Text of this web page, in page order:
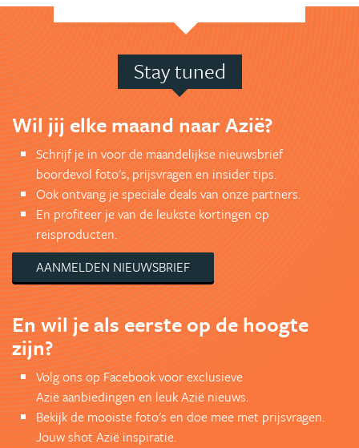
Stay tuned
Wil jij elke maand naar Azië?
Schrijf je in voor de maandelijkse nieuwsbrief
boordevol foto's, prijsvragen en insider tips.
Ook ontvang je speciale deals van onze partners.
En profiteer je van de leukste kortingen op
reisproducten.
AANMELDEN NIEUWSBRIEF
En wil je als eerste op de hoogte
zijn?
Volg ons op Facebook voor exclusieve
Azië aanbiedingen en leuk Azië nieuws.
Bekijk de mooiste foto's en doe mee met prijsvragen.
Jouw shot Azië inspiratie.